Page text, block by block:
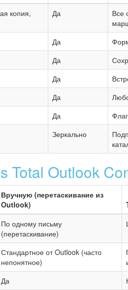
копия,
Да
Все
Да
Да
Да
Да
Да
Зеркально
Total Outlook
Вручную (перетаскивание из
Outlook)
По одному письму
(перетаскивание)
Стандартное от Outlook (часто
непонятное)
Да